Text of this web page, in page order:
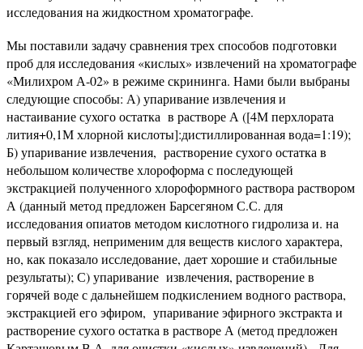
исследования на жидкостном хроматографе.
Мы поставили задачу сравнения трех способов подготовки
проб для исследования «кислых» извлечений на хроматографе
«Милихром А-02» в режиме скрининга. Нами были выбраны
следующие способы: А) упаривание извлечения и
настаивание сухого остатка в растворе А ([4М перхлората
лития+0,1М хлорной кислоты]:дистиллированная вода=1:19);
Б) упаривание извлечения, растворение сухого остатка в
небольшом количестве хлороформа с последующей
экстракцией полученного хлороформного раствора раствором
А (данный метод предложен Барсегяном С.С. для
исследования опиатов методом кислотного гидролиза и. на
первый взгляд, неприменим для веществ кислого характера,
но, как показало исследование, дает хорошие и стабильные
результаты); С) упаривание извлечения, растворение в
горячей воде с дальнейшем подкислением водного раствора,
экстракцией его эфиром, упаривание эфирного экстракта и
растворение сухого остатка в растворе А (метод предложен